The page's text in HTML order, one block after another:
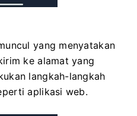
yang menyatakan
ke alamat yang
langkah-langkah
aplikasi web.